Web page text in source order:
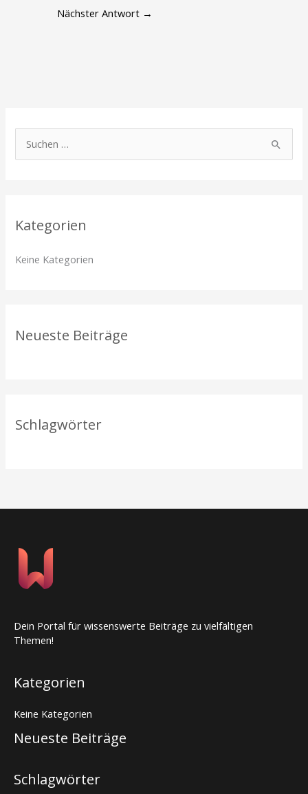
Nächster Antwort →
e
n
Kategorien
Keine Kategorien
Neueste Beiträge
Schlagwörter
Dein Portal für wissenswerte Beiträge zu vielfältigen
Themen!
Kategorien
Keine Kategorien
Neueste Beiträge
Schlagwörter